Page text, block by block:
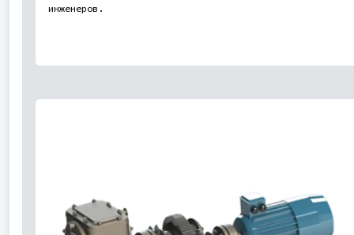
инженеров.